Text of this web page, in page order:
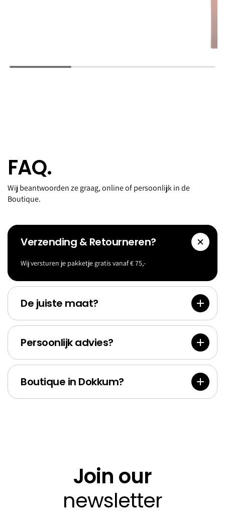
Accessoi
res
FAQ.
Wij beantwoorden ze graag, online of persoonlijk in de
Boutique.
Verzending & Retourneren?
Wij versturen je pakketje gratis vanaf € 75,-
De juiste maat?
Persoonlijk advies?
Boutique in Dokkum?
Join our
newsletter